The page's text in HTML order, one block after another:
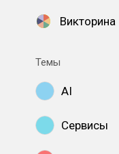
Викторина
Темы
AI
Сервисы